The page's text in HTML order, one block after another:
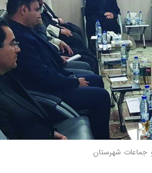
جماعات شهرستان